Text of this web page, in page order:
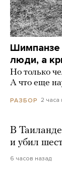
Шимпанзе
люди, а
Но только
А что еще
РАЗБОР 2 часа
В
и убил
6 часов назад